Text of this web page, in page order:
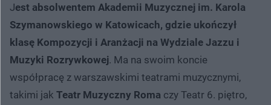
Jest absolwentem Akademii Muzycznej im. Karola
Szymanowskiego w Katowicach, gdzie ukończył
klasę Kompozycji i Aranżacji na Wydziale Jazzu i
Muzyki Rozrywkowej. Ma na swoim koncie
współpracę z warszawskimi teatrami muzycznymi,
takimi jak Teatr Muzyczny Roma czy Teatr 6. piętro,